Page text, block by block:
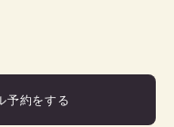
予約をする